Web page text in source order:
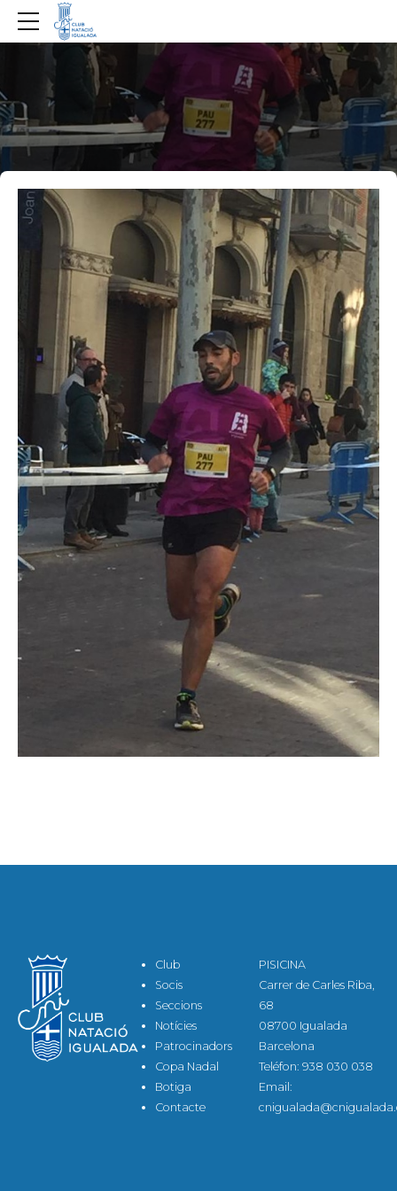
Club
Socis
Seccions
Notícies
Patrocinadors
Copa Nadal
Botiga
Contacte
PISICINA
Carrer de Carles Riba,
68
08700 Igualada
Barcelona
Teléfon: 938 030 038
Email: